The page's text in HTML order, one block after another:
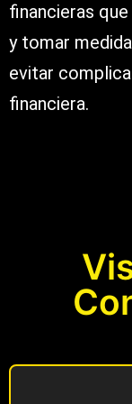
financieras
y tomar
evitar
financiera.